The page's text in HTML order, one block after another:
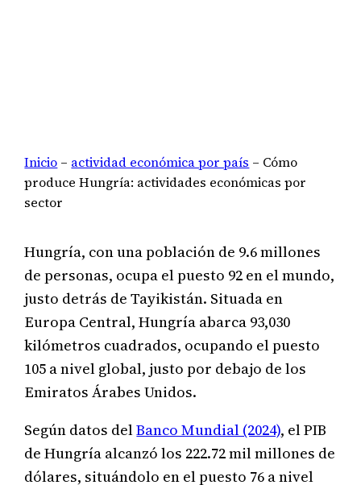
Inicio – actividad económica por país – Cómo
produce Hungría: actividades económicas por
sector
Hungría, con una población de 9.6 millones
de personas, ocupa el puesto 92 en el mundo,
justo detrás de Tayikistán. Situada en
Europa Central, Hungría abarca 93,030
kilómetros cuadrados, ocupando el puesto
105 a nivel global, justo por debajo de los
Emiratos Árabes Unidos.
Según datos delBanco Mundial (2024), el PIB
de Hungría alcanzó los 222.72 mil millones de
dólares, situándolo en el puesto 76 a nivel